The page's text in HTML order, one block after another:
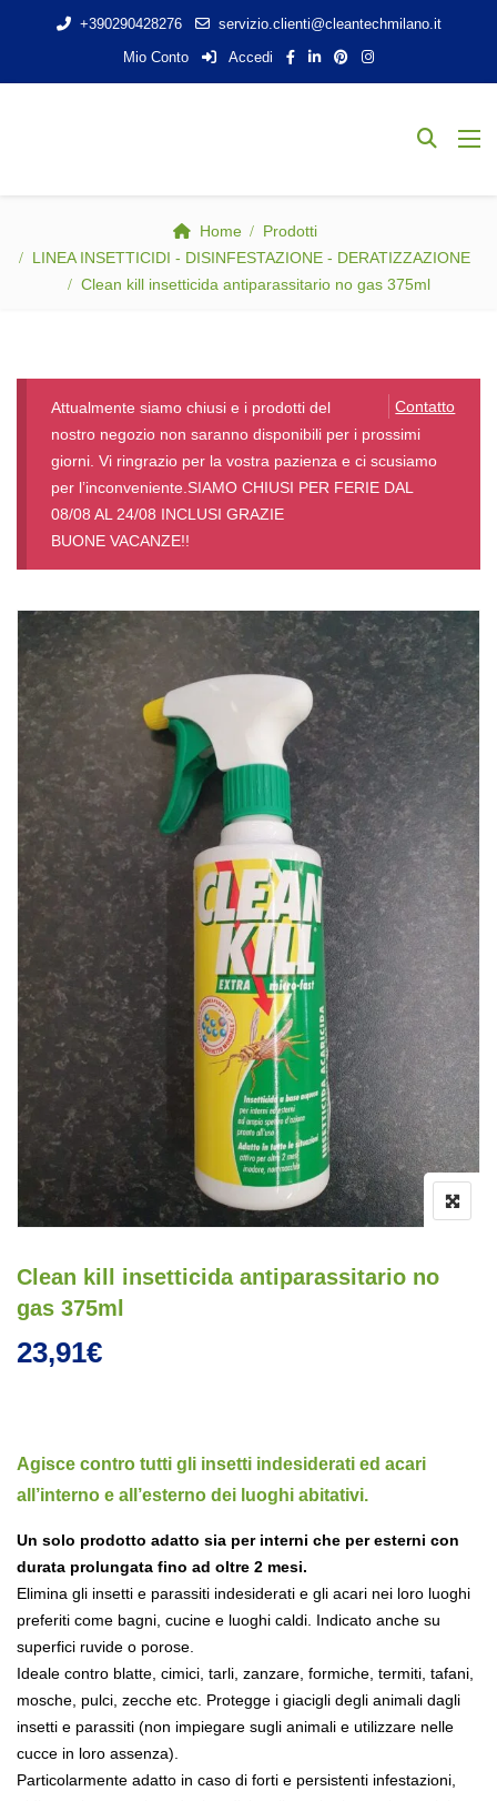
+390290428276
servizio.clienti@cleantechmilano.it
Mio Conto
Accedi
Home
Prodotti
LINEA INSETTICIDI - DISINFESTAZIONE - DERATIZZAZIONE
Clean kill insetticida antiparassitario no gas 375ml
Contatto
Attualmente siamo chiusi e i prodotti del
nostro negozio non saranno disponibili per i prossimi
giorni. Vi ringrazio per la vostra pazienza e ci scusiamo
per l’inconveniente.SIAMO CHIUSI PER FERIE DAL
08/08 AL 24/08 INCLUSI GRAZIE
BUONE VACANZE!!
Clean kill insetticida antiparassitario no
gas 375ml
23,91€
Agisce contro tutti gli insetti indesiderati ed acari
all’interno e all’esterno dei luoghi abitativi.
Un solo prodotto adatto sia per interni che per esterni con
durata prolungata fino ad oltre 2 mesi.
Elimina gli insetti e parassiti indesiderati e gli acari nei loro luoghi
preferiti come bagni, cucine e luoghi caldi. Indicato anche su
superfici ruvide o porose.
Ideale contro blatte, cimici, tarli, zanzare, formiche, termiti, tafani,
mosche, pulci, zecche etc. Protegge i giacigli degli animali dagli
insetti e parassiti (non impiegare sugli animali e utilizzare nelle
cucce in loro assenza).
Particolarmente adatto in caso di forti e persistenti infestazioni,